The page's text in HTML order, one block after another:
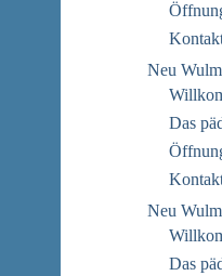
Neu
Das
Neu
Das